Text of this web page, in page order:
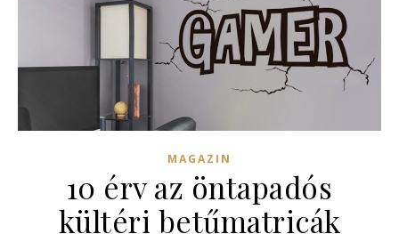
MAGAZIN
10 érv az öntapadós
kültéri betűmatricák